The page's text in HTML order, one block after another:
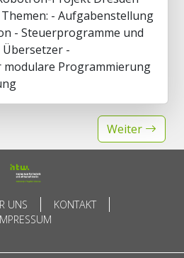
- Aufgabenstellung
- Steuerprogramme und
-
Programmierung
Weiter
UNS
KONTAKT